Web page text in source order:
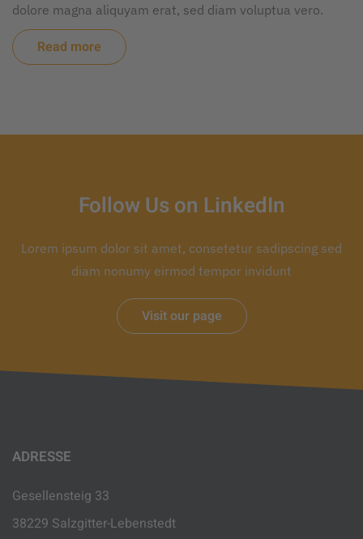
dolore magna aliquyam erat, sed diam voluptua vero.
Read more
Follow Us on LinkedIn
Lorem ipsum dolor sit amet, consetetur sadipscing sed
diam nonumy eirmod tempor invidunt
Visit our page
ADRESSE
Gesellensteig 33
38229 Salzgitter-Lebenstedt